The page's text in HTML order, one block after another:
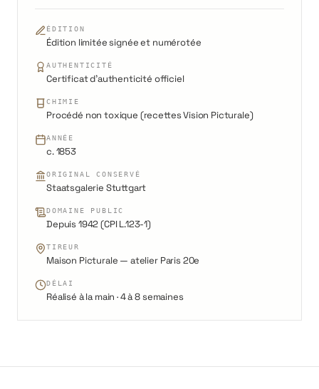
ÉDITION
Édition limitée signée et numérotée
AUTHENTICITÉ
Certificat d'authenticité officiel
CHIMIE
Procédé non toxique (recettes Vision Picturale)
ANNÉE
c. 1853
ORIGINAL CONSERVÉ
Staatsgalerie Stuttgart
DOMAINE PUBLIC
Depuis 1942 (CPI L.123-1)
TIREUR
Maison Picturale — atelier Paris 20e
DÉLAI
Réalisé à la main · 4 à 8 semaines